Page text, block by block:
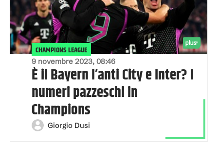
9 novembre 2023, 08:46
CHAMPIONS LEAGUE
È il Bayern l’anti City e Inter? I
numeri pazzeschi in
Champions
Giorgio Dusi